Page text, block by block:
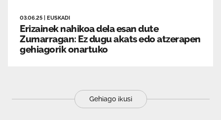
03.06.25 EUSKADI
Erizainek nahikoa dela esan dute
Zumarragan: Ez dugu akats edo atzerapen
gehiagorik onartuko
Gehiago ikusi